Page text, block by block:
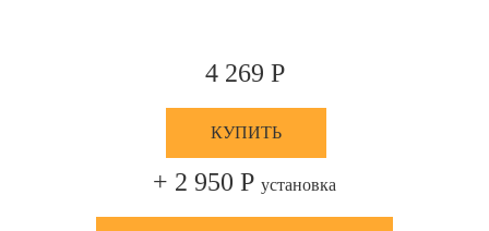
4 269 Р
КУПИТЬ
+ 2 950 Р установка